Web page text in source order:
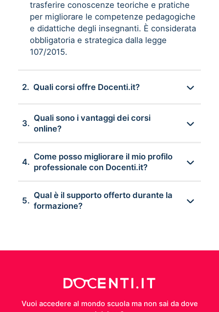
trasferire conoscenze teoriche e pratiche
per migliorare le competenze pedagogiche
e didattiche degli insegnanti. È considerata
obbligatoria e strategica dalla legge
107/2015.
2. Quali corsi offre Docenti.it?
3.
Quali sono i vantaggi dei corsi
online?
4.
Come posso migliorare il mio profilo
professionale con Docenti.it?
5.
Qual è il supporto offerto durante la
formazione?
Vuoi accedere al mondo scuola ma non sai da dove